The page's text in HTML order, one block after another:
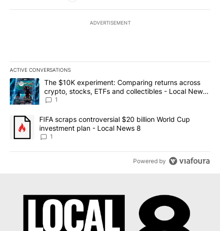
ADVERTISEMENT
ACTIVE CONVERSATIONS
The following is a list of the most commented articles in the last
A trending article titled "The $10K experiment: Comparing
The $10K experiment: Comparing returns across
crypto, stocks, ETFs and collectibles - Local News
8
1
A trending article titled "FIFA scraps controversial $20 billion
FIFA scraps controversial $20 billion World Cup
investment plan - Local News 8
1
Powered by